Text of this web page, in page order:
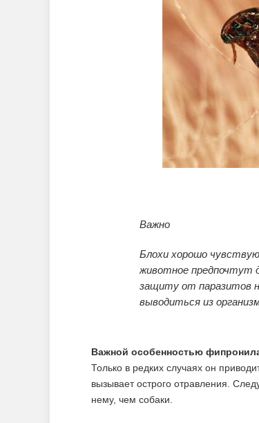
Важно
Блохи хорошо
животное предпочтут
защиту от паразитов
выводиться из
Важной особенностью
Только в редких случаях он
вызывает острого отравления.
нему, чем собаки.